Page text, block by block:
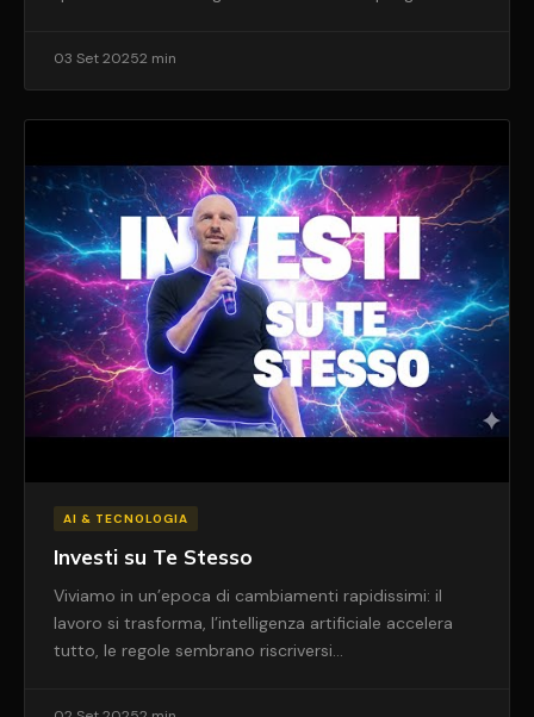
03 Set 20252 min
AI & TECNOLOGIA
Investi su Te Stesso
Viviamo in un’epoca di cambiamenti rapidissimi: il
lavoro si trasforma, l’intelligenza artificiale accelera
tutto, le regole sembrano riscriversi…